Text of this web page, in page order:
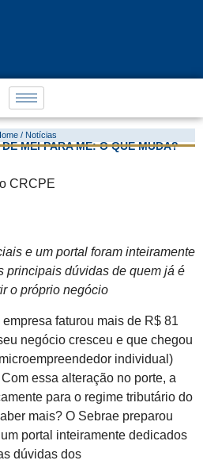
MEI PARA ME: O QUE MUDA?
/ Notícias
CRCPE
e um portal foram inteiramente
principais dúvidas de quem já é
o próprio negócio
faturou mais de R$ 81
negócio cresceu e que chegou
individual)
essa alteração no porte, a
para o regime tributário do
mais? O Sebrae preparou
portal inteiramente dedicados
dúvidas dos